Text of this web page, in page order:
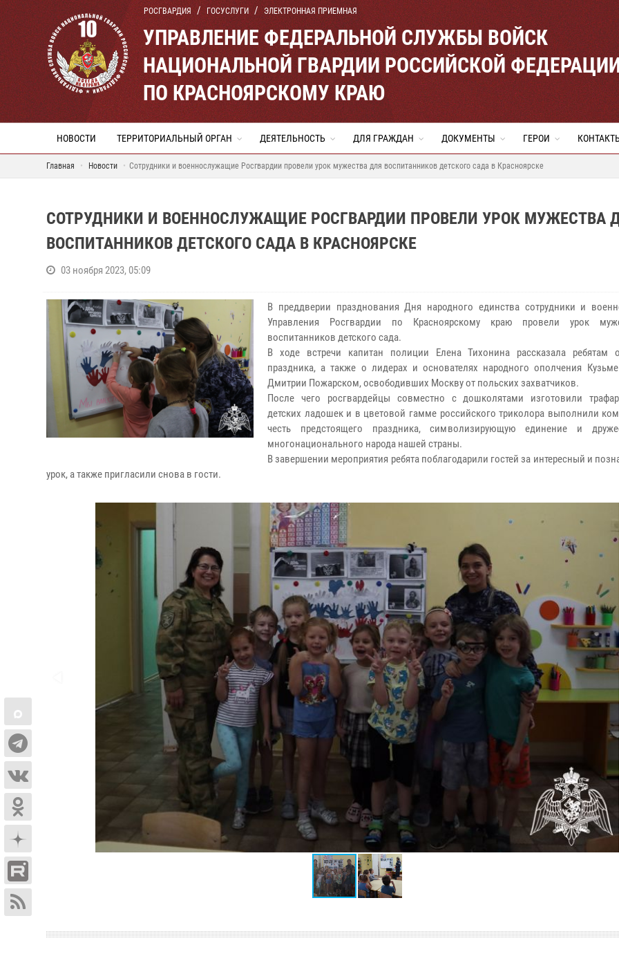
РОСГВАРДИЯ ГОСУСЛУГИ ЭЛЕКТРОННАЯ ПРИЕМНАЯ
УПРАВЛЕНИЕ ФЕДЕРАЛЬНОЙ СЛУЖБЫ ВОЙСК
НАЦИОНАЛЬНОЙ ГВАРДИИ РОССИЙСКОЙ
ПО КРАСНОЯРСКОМУ КРАЮ
НОВОСТИ ТЕРРИТОРИАЛЬНЫЙ ОРГАН ДЕЯТЕЛЬНОСТЬ ДЛЯ ГРАЖДАН ДОКУМЕНТЫ ГЕРОИ
Главная Новости Сотрудники и военнослужащие Росгвардии провели урок мужества для воспитанников детского сада в Красноярске
СОТРУДНИКИ И ВОЕННОСЛУЖАЩИЕ РОСГВАРДИИ ПРОВЕЛИ УРОК МУЖЕСТВА
ВОСПИТАННИКОВ ДЕТСКОГО САДА В КРАСНОЯРСКЕ
03 ноября 2023, 05:09
В преддверии празднования Дня народного единства сотрудники и
Управления Росгвардии по Красноярскому краю провели урок
воспитанников детского сада.
В ходе встречи капитан полиции Елена Тихонина рассказала ребятам
праздника, а также о лидерах и основателях народного ополчения
Дмитрии Пожарском, освободивших Москву от польских захватчиков.
После чего росгвардейцы совместно с дошколятами изготовили
детских ладошек и в цветовой гамме российского триколора выполнили
честь предстоящего праздника, символизирующую единение и
многонационального народа нашей страны.
В завершении мероприятия ребята поблагодарили гостей за интересный и
урок, а также пригласили снова в гости.